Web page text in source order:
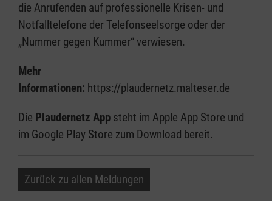
die Anrufenden auf professionelle Krisen- und
Notfalltelefone der Telefonseelsorge oder der
„Nummer gegen Kummer“ verwiesen.
Mehr
Informationen: https://plaudernetz.malteser.de
Die Plaudernetz App steht im Apple App Store und
im Google Play Store zum Download bereit.
Zurück zu allen Meldungen